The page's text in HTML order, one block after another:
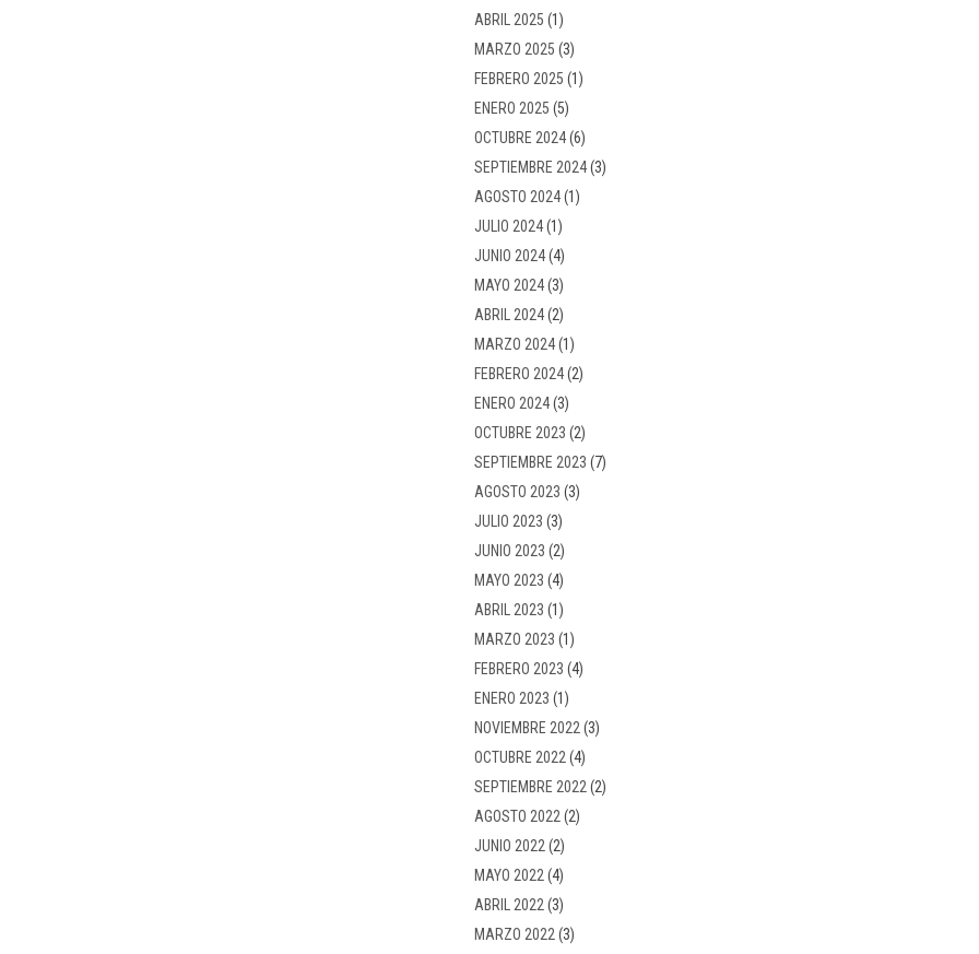
ABRIL 2025 (1)
MARZO 2025 (3)
FEBRERO 2025 (1)
ENERO 2025 (5)
OCTUBRE 2024(6)
SEPTIEMBRE 2024(3)
AGOSTO 2024(1)
JULIO 2024(1)
JUNIO 2024(4)
MAYO 2024(3)
ABRIL 2024(2)
MARZO 2024(1)
FEBRERO 2024(2)
ENERO 2024(3)
OCTUBRE 2023 (2)
SEPTIEMBRE 2023 (7)
AGOSTO 2023 (3)
JULIO 2023 (3)
JUNIO 2023 (2)
MAYO 2023 (4)
ABRIL 2023 (1)
MARZO 2023 (1)
FEBRERO 2023 (4)
ENERO 2023 (1)
NOVIEMBRE 2022 (3)
OCTUBRE 2022 (4)
SEPTIEMBRE 2022 (2)
AGOSTO 2022 (2)
JUNIO 2022 (2)
MAYO 2022 (4)
ABRIL 2022 (3)
MARZO 2022 (3)